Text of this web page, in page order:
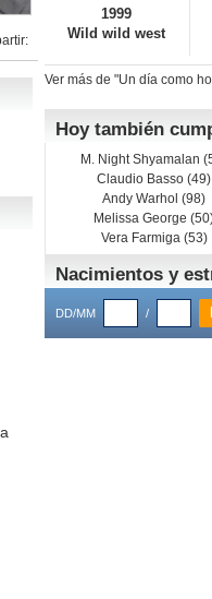
1999
Wild wild west
Ver más de "Un día como
Hoy también
M. Night Shyamalan
Claudio Basso (49)
Andy Warhol (98)
Melissa George
Vera Farmiga (53)
Nacimientos y
DD/MM /